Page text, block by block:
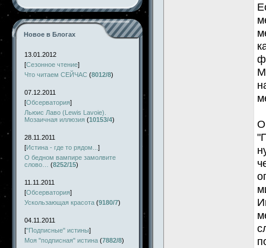
Новое в Блогах
13.01.2012
[Сезонное чтение]
Что читаем СЕЙЧАС (8012/8)
07.12.2011
[Обсерватория]
Льюис Лаво (Lewis Lavoie).
Мозаичная иллюзия (10153/4)
28.11.2011
[Истина - где то рядом... ]
О бедном вампире замолвите
слово…
(8252/15)
11.11.2011
[Обсерватория]
Ускользающая красота (9180/7)
04.11.2011
["Подписные" истины]
Моя "подписная" истина (7882/8)